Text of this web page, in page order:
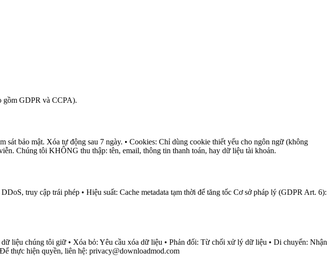
gồm GDPR và CCPA).
bảo mật. Xóa tự động sau 7 ngày. • Cookies: Chỉ dùng cookie thiết yếu cho ngôn ngữ (không
Chúng tôi KHÔNG thu thập: tên, email, thông tin thanh toán, hay dữ liệu tài khoản.
truy cập trái phép • Hiệu suất: Cache metadata tạm thời để tăng tốc Cơ sở pháp lý (GDPR Art. 6):
liệu chúng tôi giữ • Xóa bỏ: Yêu cầu xóa dữ liệu • Phản đối: Từ chối xử lý dữ liệu • Di chuyển: Nhận
thực hiện quyền, liên hệ: privacy@downloadmod.com